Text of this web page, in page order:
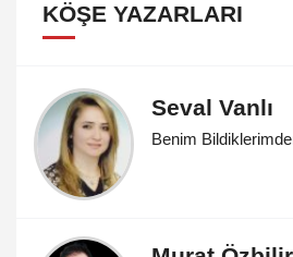
KÖŞE YAZARLARI
Seval Vanlı
Benim